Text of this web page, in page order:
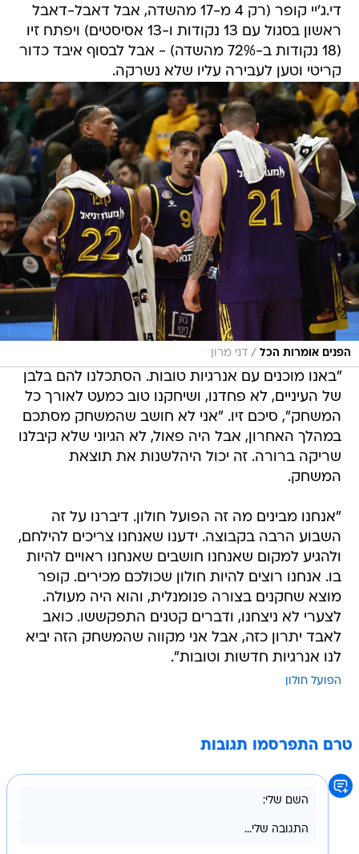
די.ג'יי קופר (רק 4 מ-17 מהשדה, אבל דאבל-דאבל
ראשון בסגול עם 13 נקודות ו-13 אסיסטים) ויפתח זיו
(18 נקודות ב-72% מהשדה) - אבל לבסוף איבד כדור
קריטי וטען לעבירה עליו שלא נשרקה.
הפנים אומרות הכל / דני מרון
"באנו מוכנים עם אנרגיות טובות. הסתכלנו להם בלבן
של העיניים, לא פחדנו, ושיחקנו טוב כמעט לאורך כל
המשחק", סיכם זיו. "אני לא חושב שהמשחק מסתכם
במהלך האחרון, אבל היה פאול, לא הגיוני שלא קיבלנו
שריקה ברורה. זה יכול היהלשנות את תוצאת
המשחק.
"אנחנו מבינים מה זה הפועל חולון. דיברנו על זה
השבוע הרבה בקבוצה. ידענו שאנחנו צריכים להילחם,
ולהגיע למקום שאנחנו חושבים שאנחנו ראויים להיות
בו. אנחנו רוצים להיות חולון שכולכם מכירים. קופר
מוצא שחקנים בצורה פנומנלית, והוא היה מעולה.
לצערי לא ניצחנו, ודברים קטנים התפקששו. כואב
לאבד יתרון כזה, אבל אני מקווה שהמשחק הזה יביא
לנו אנרגיות חדשות וטובות".
הפועל חולון
טרם התפרסמו תגובות